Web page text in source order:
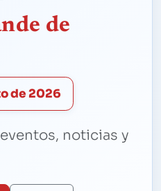
de
de 2026
noticias y